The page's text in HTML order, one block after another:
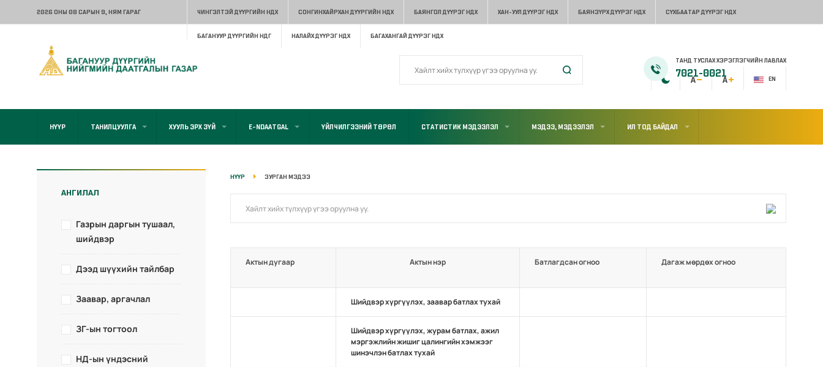
2026 ОНЫ 08 САРЫН 9, НЯМ ГАРАГ ЧИНГЭЛТЭЙ ДҮҮРГИЙН НДХ СОНГИНХАЙРХАН ДҮҮРГИЙН НДХ БАЯНГОЛ ДҮҮРЭГ НДХ ХАН-УУЛ ДҮҮРЭГ НДХ БАЯНЗҮРХ ДҮҮРЭГ НДХ СҮХБААТАР ДҮҮРЭГ НДХ
БАГАНУУР ДҮҮРГИЙН НДГ НАЛАЙХ ДҮҮРЭГ НДХ БАГАХАНГАЙ ДҮҮРЭГ НДХ
EN
ТАНД ТУСЛАХ ХЭРЭГЛЭГЧИЙН ЛАВЛАХ
7021-0021
НҮҮР ТАНИЛЦУУЛГА ХУУЛЬ ЭРХ ЗҮЙ E-NDAATGAL ҮЙЛЧИЛГЭЭНИЙ ТӨРӨЛ СТАТИСТИК МЭДЭЭЛЭЛ МЭДЭЭ, МЭДЭЭЛЭЛ ИЛ ТОД БАЙДАЛ
АНГИЛАЛ
Газрын даргын тушаал,
шийдвэр
Дээд шүүхийн тайлбар
Заавар, аргачлал
ЗГ-ын тогтоол
НД-ын үндэсний
НҮҮР ЗУРГАН МЭДЭЭ
Актын дугаар Актын нэр Батлагдсан огноо Дагаж мөрдөх огноо
Шийдвэр хүргүүлэх, заавар батлах тухай
Шийдвэр хүргүүлэх, журам батлах, ажил
мэргэжлийн жишиг цалингийн хэмжээг
шинэчлэн батлах тухай